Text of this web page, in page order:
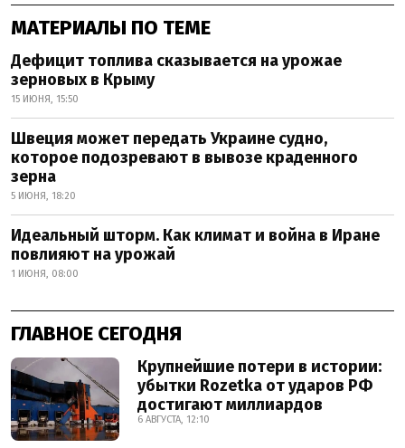
МАТЕРИАЛЫ ПО ТЕМЕ
Дефицит топлива сказывается на урожае
зерновых в Крыму
15 ИЮНЯ, 15:50
Швеция может передать Украине судно,
которое подозревают в вывозе краденного
зерна
5 ИЮНЯ, 18:20
Идеальный шторм. Как климат и война в Иране
повлияют на урожай
1 ИЮНЯ, 08:00
ГЛАВНОЕ СЕГОДНЯ
Крупнейшие потери в истории:
убытки Rozetka от ударов РФ
достигают миллиардов
6 АВГУСТА, 12:10